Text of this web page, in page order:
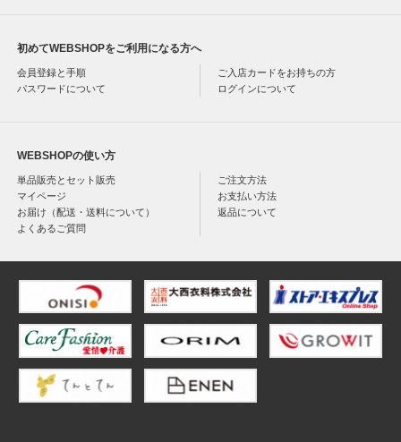
初めてWEBSHOPをご利用になる方へ
会員登録と手順
ご入店カードをお持ちの方
パスワードについて
ログインについて
WEBSHOPの使い方
単品販売とセット販売
ご注文方法
マイページ
お支払い方法
お届け（配送・送料について）
返品について
よくあるご質問